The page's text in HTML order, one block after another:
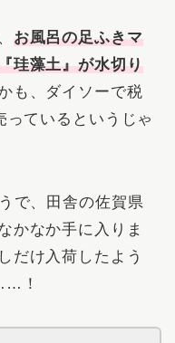
お風呂の足ふきマ
珪藻土』が水切り
も、ダイソーで税
っているというじゃ
で、田舎の佐賀県
かなか手に入りま
だけ入荷したよう
！